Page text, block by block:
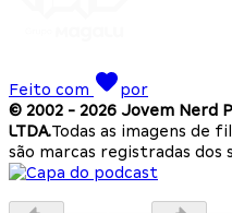
Feito com
por
© 2002 - 2026 Jovem Nerd
LTDA.Todas as imagens de
são marcas registradas